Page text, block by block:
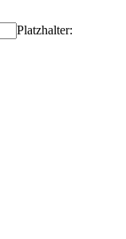
Platzhalter: